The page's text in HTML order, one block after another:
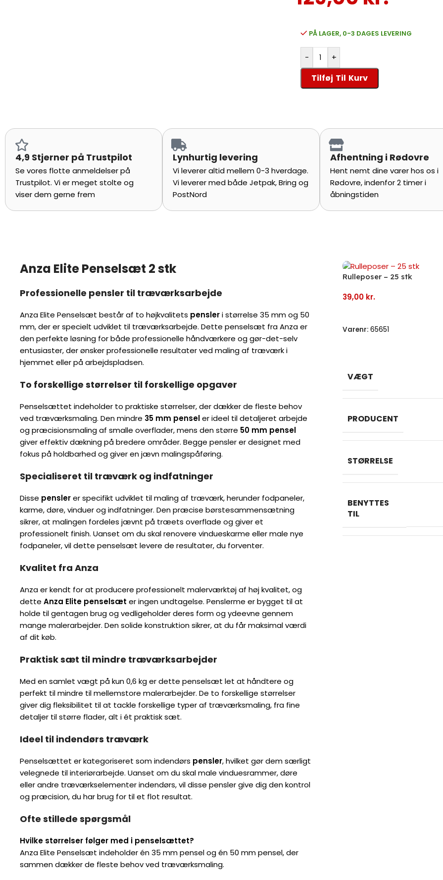
PÅ LAGER, 0-3 DAGES LEVERING
- +
Tilføj Til Kurv
4,9 Stjerner på Trustpilot
Se vores flotte anmeldelser på
Trustpilot. Vi er meget stolte og
viser dem gerne frem
Lynhurtig levering
Vi leverer altid mellem 0-3 hverdage.
Vi leverer med både Jetpak, Bring og
PostNord
Afhentning i Rødovre
Hent nemt dine varer hos os i
Rødovre, indenfor 2 timer i
åbningstiden
Anza Elite Penselsæt 2 stk
Professionelle pensler til træværksarbejde
Anza Elite Penselsæt består af to højkvalitets pensleri størrelse 35 mm og 50
mm, der er specielt udviklet til træværksarbejde. Dette penselsæt fra Anza er
den perfekte løsning for både professionelle håndværkere og gør-det-selv
entusiaster, der ønsker professionelle resultater ved maling af træværk i
hjemmet eller på arbejdspladsen.
To forskellige størrelser til forskellige opgaver
Penselsættet indeholder to praktiske størrelser, der dækker de fleste behov
ved træværksmaling. Den mindre 35 mm penseler ideel til detaljeret arbejde
og præcisionsmaling af smalle overflader, mens den større 50 mm pensel
giver effektiv dækning på bredere områder. Begge pensler er designet med
fokus på holdbarhed og giver en jævn malingspåføring.
Specialiseret til træværk og indfatninger
Disse penslerer specifikt udviklet til maling af træværk, herunder fodpaneler,
karme, døre, vinduer og indfatninger. Den præcise børstesammensætning
sikrer, at malingen fordeles jævnt på træets overflade og giver et
professionelt finish. Uanset om du skal renovere vindueskarme eller male nye
fodpaneler, vil dette penselsæt levere de resultater, du forventer.
Kvalitet fra Anza
Anza er kendt for at producere professionelt malerværktøj af høj kvalitet, og
dette Anza Elite penselsæt er ingen undtagelse. Penslerme er bygget til at
holde til gentagen brug og vedligeholder deres form og ydeevne gennem
mange malerarbejder. Den solide konstruktion sikrer, at du får maksimal værdi
af dit køb.
Praktisk sæt til mindre træværksarbejder
Med en samlet vægt på kun 0,6 kg er dette penselsæt let at håndtere og
perfekt til mindre til mellemstore malerarbejder. De to forskellige størrelser
giver dig fleksibilitet til at tackle forskellige typer af træværksmaling, fra fine
detaljer til større flader, alt i ét praktisk sæt.
Ideel til indendørs træværk
Penselsættet er kategoriseret som indendørs pensler, hvilket gør dem særligt
velegnede til interiørarbejde. Uanset om du skal male vinduesrammer, døre
eller andre træværkselementer indendørs, vil disse pensler give dig den kontrol
og præcision, du har brug for til et flot resultat.
Ofte stillede spørgsmål
Hvilke størrelser følger med i penselsættet?
Anza Elite Penselsæt indeholder én 35 mm pensel og én 50 mm pensel, der
sammen dækker de fleste behov ved træværksmaling.
Rulleposer – 25 stk
39,00 kr.
Varenr:65651
VÆGT
PRODUCENT
STØRRELSE
BENYTTES
TIL